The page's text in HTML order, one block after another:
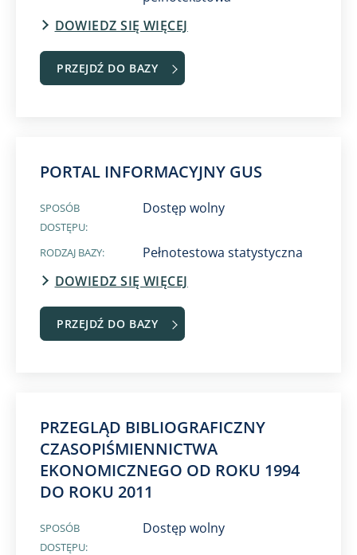
DOWIEDZ SIĘ WIĘCEJ
PRZEJDŹ DO BAZY
PORTAL INFORMACYJNY GUS
SPOSÓB
DOSTĘPU:
Dostęp wolny
RODZAJ BAZY:
Pełnotestowa statystyczna
DOWIEDZ SIĘ WIĘCEJ
PRZEJDŹ DO BAZY
PRZEGLĄD BIBLIOGRAFICZNY
CZASOPIŚMIENNICTWA
EKONOMICZNEGO OD ROKU 1994
DO ROKU 2011
SPOSÓB
DOSTĘPU:
Dostęp wolny